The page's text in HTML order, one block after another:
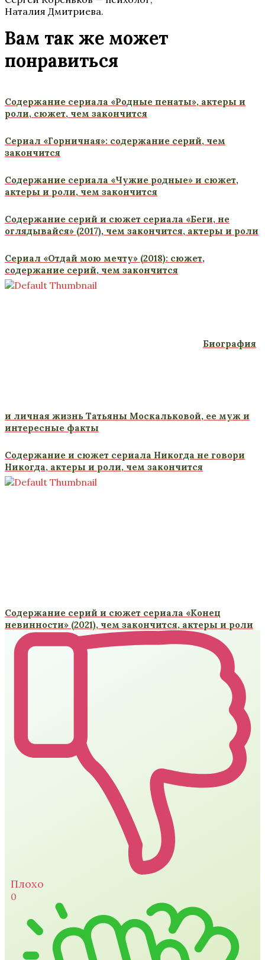
Наталия Дмитриева.
Вам так же может
понравиться
Содержание сериала «Родные пенаты», актеры и
роли, сюжет, чем закончится
Сериал «Горничная»: содержание серий, чем
закончится
Содержание сериала «Чужие родные» и сюжет,
актеры и роли, чем закончится
Содержание серий и сюжет сериала «Беги, не
оглядывайся» (2017), чем закончится, актеры и роли
Сериал «Отдай мою мечту» (2018): сюжет,
содержание серий, чем закончится
Биография
и личная жизнь Татьяны Москальковой, ее муж и
интересные факты
Содержание и сюжет сериала Никогда не говори
Никогда, актеры и роли, чем закончится
Содержание серий и сюжет сериала «Конец
невинности» (2021), чем закончится, актеры и роли
Плохо
0